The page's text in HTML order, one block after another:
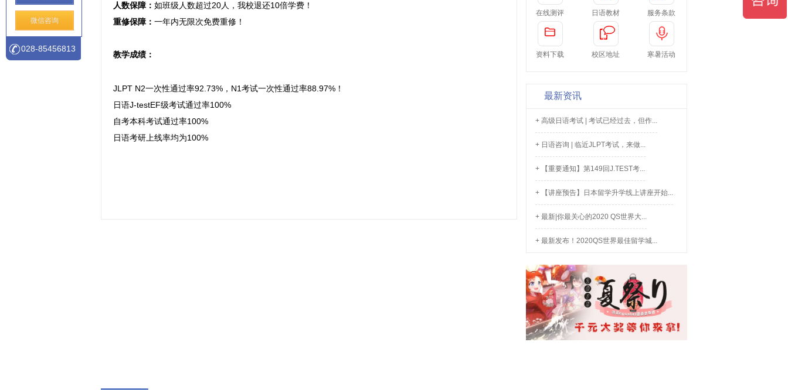
人数保障： 如班级人数超过20人，我校退还10倍学费！
重修保障： 一年内无限次免费重修！
教学成绩：
JLPT N2一次性通过率92.73%，N1考试一次性通过率88.97%！
日语J-testEF级考试通过率100%
自考本科考试通过率100%
日语考研上线率均为100%
在线测评 日语教材 服务条款
资料下载 校区地址 寒暑活动
最新资讯
+ 高级日语考试 | 考试已经过去，但作...
+ 日语咨询 | 临近JLPT考试，来做...
+ 【重要通知】第149回J.TEST考...
+ 【讲座预告】日本留学升学线上讲座开始...
+ 最新|你最关心的2020 QS世界大...
+ 最新发布！2020QS世界最佳留学城...
微信咨询
028-85456813